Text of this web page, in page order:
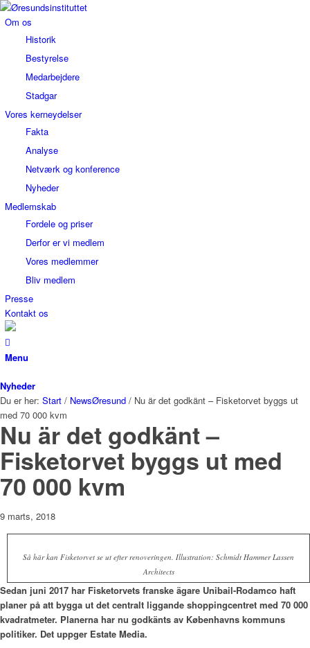
Om os
Historik
Bestyrelse
Medarbejdere
Stadgar
Vores kerneydelser
Fakta
Analyse
Netværk og konference
Nyheder
Medlemskab
Fordele og priser
Derfor er vi medlem
Vores medlemmer
Bliv medlem
Presse
Kontakt os
Menu
Nyheder
Du er her: Start / NewsØresund / Nu är det godkänt – Fisketorvet byggs ut
med 70 000 kvm
Nu är det godkänt –
Fisketorvet byggs ut med
70 000 kvm
9 marts, 2018
Så här kan Fisketorvet se ut efter renoveringen. Illustration: Schmidt Hammer Lassen
Architects
Sedan juni 2017 har Fisketorvets franske ägare Unibail-Rodamco haft
planer på att bygga ut det centralt liggande shoppingcentret med 70 000
kvadratmeter. Planerna har nu godkänts av Københavns kommuns
politiker. Det uppger Estate Media.